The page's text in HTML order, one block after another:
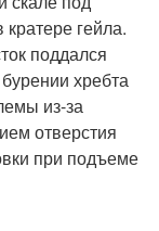
гейла.
поддался
хребта
из-за
отверстия
при подъеме